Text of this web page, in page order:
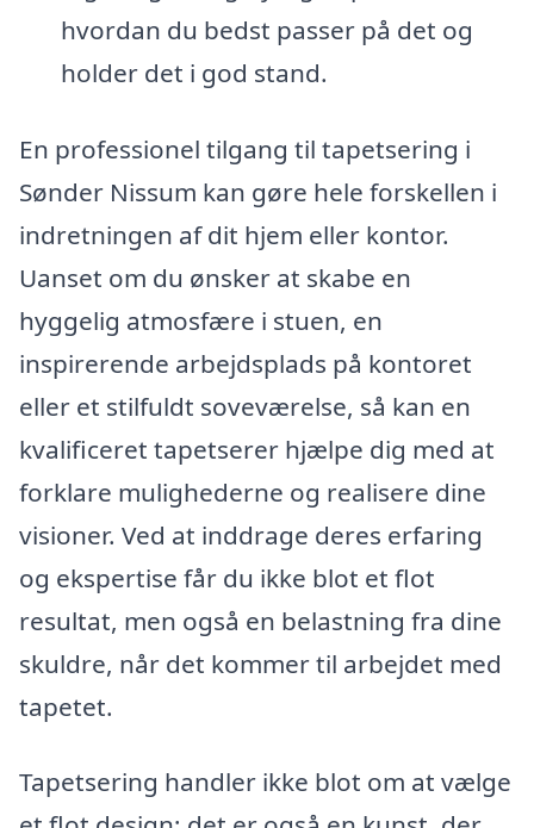
hvordan du bedst passer på det og
holder det i god stand.
En professionel tilgang til tapetsering i
Sønder Nissum kan gøre hele forskellen i
indretningen af dit hjem eller kontor.
Uanset om du ønsker at skabe en
hyggelig atmosfære i stuen, en
inspirerende arbejdsplads på kontoret
eller et stilfuldt soveværelse, så kan en
kvalificeret tapetserer hjælpe dig med at
forklare mulighederne og realisere dine
visioner. Ved at inddrage deres erfaring
og ekspertise får du ikke blot et flot
resultat, men også en belastning fra dine
skuldre, når det kommer til arbejdet med
tapetet.
Tapetsering handler ikke blot om at vælge